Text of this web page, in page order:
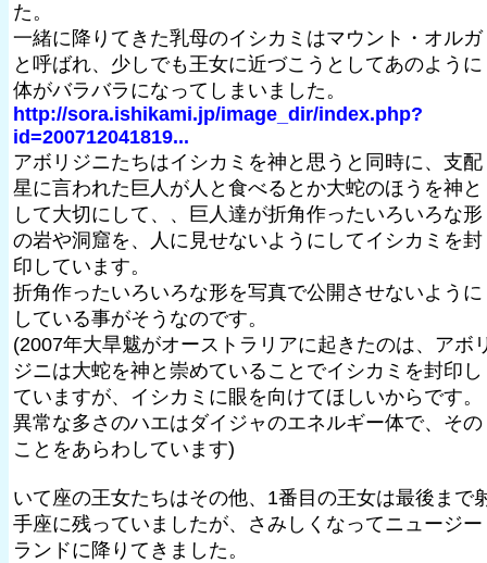
た。
一緒に降りてきた乳母のイシカミはマウント・オルガ
と呼ばれ、少しでも王女に近づこうとしてあのように
体がバラバラになってしまいました。
http://sora.ishikami.jp/image_dir/index.php?
id=200712041819...
アボリジニたちはイシカミを神と思うと同時に、支配
星に言われた巨人が人と食べるとか大蛇のほうを神と
して大切にして、、巨人達が折角作ったいろいろな形
の岩や洞窟を、人に見せないようにしてイシカミを封
印しています。
折角作ったいろいろな形を写真で公開させないように
している事がそうなのです。
(2007年大旱魃がオーストラリアに起きたのは、アボ
ジニは大蛇を神と崇めていることでイシカミを封印し
ていますが、イシカミに眼を向けてほしいからです。
異常な多さのハエはダイジャのエネルギー体で、その
ことをあらわしています)
いて座の王女たちはその他、1番目の王女は最後まで
手座に残っていましたが、さみしくなってニュージー
ランドに降りてきました。